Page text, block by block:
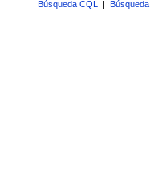
Búsqueda CQL